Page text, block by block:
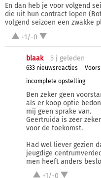
En dan heb je voor volgend
die uit hun contract lopen
volgend seizoen een zwakke
+1/-0
blaak 5 j geleden
633 nieuwsreacties
incomplete opstelling
Ben zeker geen
als er koop optie
mij geen sprake van.
Geertruida is zeer
voor de toekomst.
Had wel liever gezien
jeugdige
men heeft anders
+1/-0